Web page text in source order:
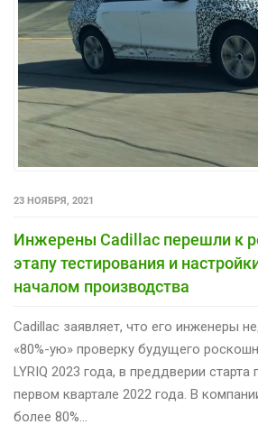
23 НОЯБРЯ, 2021
Инжерены Cadillac перешли к
этапу тестирования и
началом производства
Cadillac заявляет, что его инженеры
«80%-ую» проверку будущего
LYRIQ 2023 года, в преддверии старта
первом квартале 2022 года. В
более 80%…